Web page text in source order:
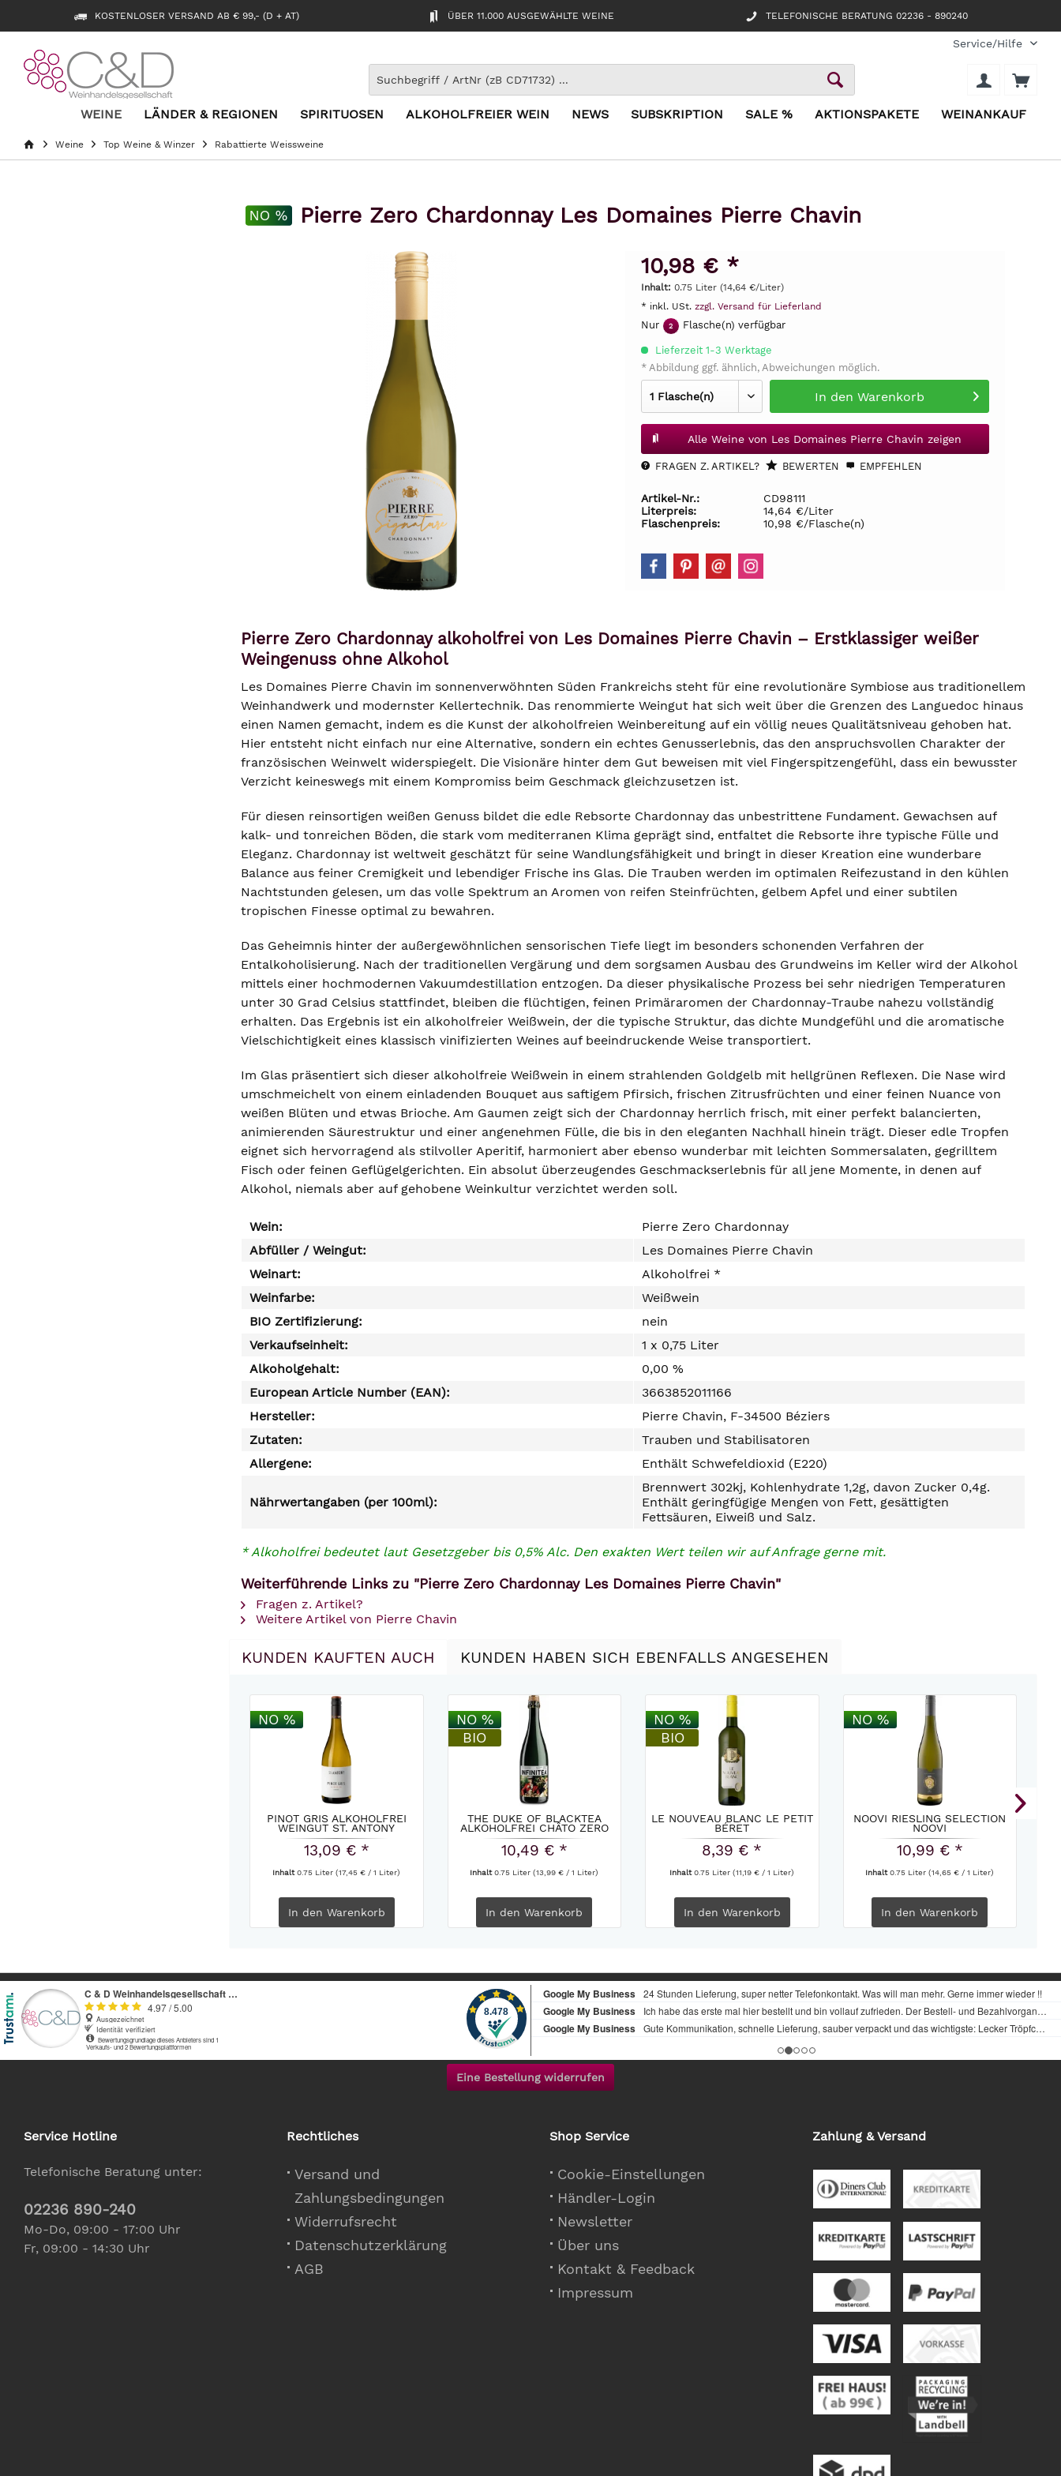
KOSTENLOSER VERSAND AB € 99,- (D + AT) ÜBER 11.000 AUSGEWÄHLTE WEINE TELEFONISCHE BERATUNG 02236 - 890240
Service/Hilfe
WEINE LÄNDER & REGIONEN SPIRITUOSEN ALKOHOLFREIER WEIN NEWS SUBSKRIPTION SALE % AKTIONSPAKETE WEINANKAUF
Weine Top Weine & Winzer Rabattierte Weissweine
Pierre Zero Chardonnay Les Domaines Pierre Chavin
10,98 € *
Inhalt: 0.75 Liter (14,64 €/Liter)
* inkl. USt. zzgl. Versand für Lieferland
Nur 2 Flasche(n) verfügbar
Lieferzeit 1-3 Werktage
* Abbildung ggf. ähnlich, Abweichungen möglich.
In den Warenkorb
Alle Weine von Les Domaines Pierre Chavin zeigen
FRAGEN Z. ARTIKEL? BEWERTEN EMPFEHLEN
Artikel-Nr.:
CD98111
Literpreis:
14,64 €/Liter
Flaschenpreis:
10,98 €/Flasche(n)
Pierre Zero Chardonnay alkoholfrei von Les Domaines Pierre Chavin – Erstklassiger weißer
Weingenuss ohne Alkohol
Les Domaines Pierre Chavin im sonnenverwöhnten Süden Frankreichs steht für eine revolutionäre Symbiose aus traditionellem
Weinhandwerk und modernster Kellertechnik. Das renommierte Weingut hat sich weit über die Grenzen des Languedoc hinaus
einen Namen gemacht, indem es die Kunst der alkoholfreien Weinbereitung auf ein völlig neues Qualitätsniveau gehoben hat.
Hier entsteht nicht einfach nur eine Alternative, sondern ein echtes Genusserlebnis, das den anspruchsvollen Charakter der
französischen Weinwelt widerspiegelt. Die Visionäre hinter dem Gut beweisen mit viel Fingerspitzengefühl, dass ein bewusster
Verzicht keineswegs mit einem Kompromiss beim Geschmack gleichzusetzen ist.
Für diesen reinsortigen weißen Genuss bildet die edle Rebsorte Chardonnay das unbestrittene Fundament. Gewachsen auf
kalk- und tonreichen Böden, die stark vom mediterranen Klima geprägt sind, entfaltet die Rebsorte ihre typische Fülle und
Eleganz. Chardonnay ist weltweit geschätzt für seine Wandlungsfähigkeit und bringt in dieser Kreation eine wunderbare
Balance aus feiner Cremigkeit und lebendiger Frische ins Glas. Die Trauben werden im optimalen Reifezustand in den kühlen
Nachtstunden gelesen, um das volle Spektrum an Aromen von reifen Steinfrüchten, gelbem Apfel und einer subtilen
tropischen Finesse optimal zu bewahren.
Das Geheimnis hinter der außergewöhnlichen sensorischen Tiefe liegt im besonders schonenden Verfahren der
Entalkoholisierung. Nach der traditionellen Vergärung und dem sorgsamen Ausbau des Grundweins im Keller wird der Alkohol
mittels einer hochmodernen Vakuumdestillation entzogen. Da dieser physikalische Prozess bei sehr niedrigen Temperaturen
unter 30 Grad Celsius stattfindet, bleiben die flüchtigen, feinen Primäraromen der Chardonnay-Traube nahezu vollständig
erhalten. Das Ergebnis ist ein alkoholfreier Weißwein, der die typische Struktur, das dichte Mundgefühl und die aromatische
Vielschichtigkeit eines klassisch vinifizierten Weines auf beeindruckende Weise transportiert.
Im Glas präsentiert sich dieser alkoholfreie Weißwein in einem strahlenden Goldgelb mit hellgrünen Reflexen. Die Nase wird
umschmeichelt von einem einladenden Bouquet aus saftigem Pfirsich, frischen Zitrusfrüchten und einer feinen Nuance von
weißen Blüten und etwas Brioche. Am Gaumen zeigt sich der Chardonnay herrlich frisch, mit einer perfekt balancierten,
animierenden Säurestruktur und einer angenehmen Fülle, die bis in den eleganten Nachhall hinein trägt. Dieser edle Tropfen
eignet sich hervorragend als stilvoller Aperitif, harmoniert aber ebenso wunderbar mit leichten Sommersalaten, gegrilltem
Fisch oder feinen Geflügelgerichten. Ein absolut überzeugendes Geschmackserlebnis für all jene Momente, in denen auf
Alkohol, niemals aber auf gehobene Weinkultur verzichtet werden soll.
Wein:
Pierre Zero Chardonnay
Abfüller / Weingut:
Les Domaines Pierre Chavin
Weinart:
Alkoholfrei *
Weinfarbe:
Weißwein
BIO Zertifizierung:
nein
Verkaufseinheit:
1 x 0,75 Liter
Alkoholgehalt:
0,00 %
European Article Number (EAN):
3663852011166
Hersteller:
Pierre Chavin, F-34500 Béziers
Zutaten:
Trauben und Stabilisatoren
Allergene:
Enthält Schwefeldioxid (E220)
Nährwertangaben (per 100ml):
Brennwert 302kj, Kohlenhydrate 1,2g, davon Zucker 0,4g.
Enthält geringfügige Mengen von Fett, gesättigten
Fettsäuren, Eiweiß und Salz.
* Alkoholfrei bedeutet laut Gesetzgeber bis 0,5% Alc. Den exakten Wert teilen wir auf Anfrage gerne mit.
Weiterführende Links zu "Pierre Zero Chardonnay Les Domaines Pierre Chavin"
Fragen z. Artikel?
Weitere Artikel von Pierre Chavin
KUNDEN KAUFTEN AUCH KUNDEN HABEN SICH EBENFALLS ANGESEHEN
NO %
PINOT GRIS ALKOHOLFREI
WEINGUT ST. ANTONY
13,09 € *
Inhalt0.75 Liter(17,45 € / 1 Liter)
In den Warenkorb
NO %
BIO
THE DUKE OF BLACKTEA
ALKOHOLFREI CHÂTO ZERO
10,49 € *
Inhalt0.75 Liter(13,99 € / 1 Liter)
In den Warenkorb
NO %
BIO
LE NOUVEAU BLANC LE PETIT
BÉRET
8,39 € *
Inhalt0.75 Liter(11,19 € / 1 Liter)
In den Warenkorb
NO %
NOOVI RIESLING SELECTION
NOOVI
10,99 € *
Inhalt0.75 Liter(14,65 € / 1 Liter)
In den Warenkorb
Eine Bestellung widerrufen
Service Hotline
Telefonische Beratung unter:
02236 890-240
Mo-Do, 09:00 - 17:00 Uhr
Fr, 09:00 - 14:30 Uhr
Rechtliches
Versand und
Zahlungsbedingungen
Widerrufsrecht
Datenschutzerklärung
AGB
Shop Service
Cookie-Einstellungen
Händler-Login
Newsletter
Über uns
Kontakt & Feedback
Impressum
Zahlung & Versand